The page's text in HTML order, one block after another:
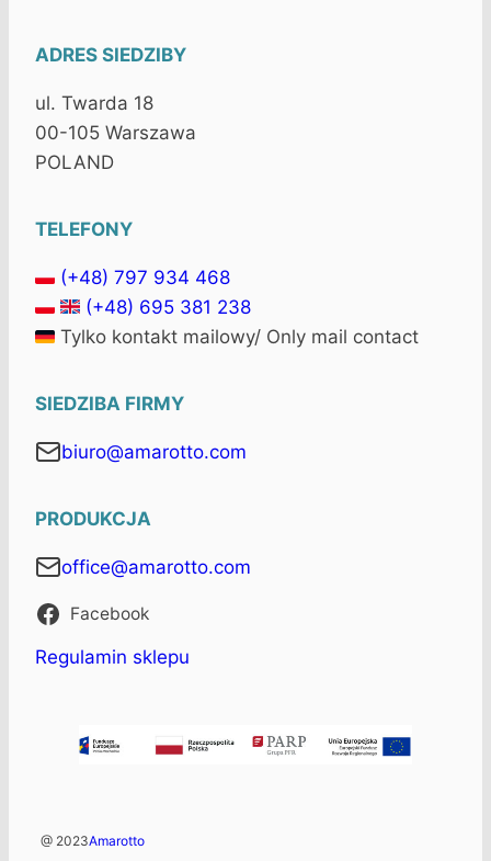
ADRES SIEDZIBY
ul. Twarda 18
00-105 Warszawa
POLAND
TELEFONY
(+48) 797 934 468
(+48) 695 381 238
Tylko kontakt mailowy/ Only mail contact
SIEDZIBA FIRMY
biuro@amarotto.com
PRODUKCJA
office@amarotto.com
Facebook
Regulamin sklepu
@ 2023Amarotto